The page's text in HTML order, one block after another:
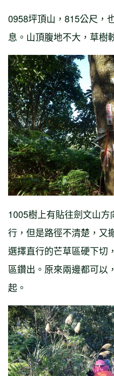
0958坪頂山，815公尺，
息。山頂腹地不大，草樹
1005樹上有貼往劍文山
行，但是路徑不清楚，又
選擇直行的芒草區硬下切
區鑽出。原來兩邊都可以
起。